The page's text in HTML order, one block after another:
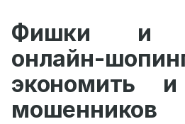
Фишки и
онлайн-
экономить и
мошенников